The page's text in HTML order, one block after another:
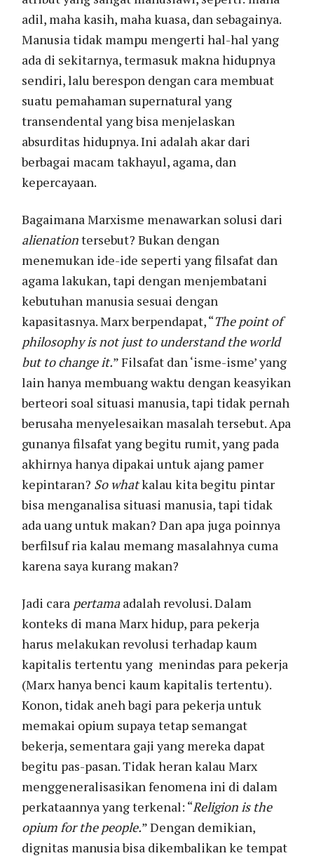
adil, maha kasih, maha kuasa, dan sebagainya.
Manusia tidak mampu mengerti hal-hal yang
ada di sekitarnya, termasuk makna hidupnya
sendiri, lalu berespon dengan cara membuat
suatu pemahaman supernatural yang
transendental yang bisa menjelaskan
absurditas hidupnya. Ini adalah akar dari
berbagai macam takhayul, agama, dan
kepercayaan.
Bagaimana Marxisme menawarkan solusi dari
alienationtersebut? Bukan dengan
menemukan ide-ide seperti yang filsafat dan
agama lakukan, tapi dengan menjembatani
kebutuhan manusia sesuai dengan
kapasitasnya. Marx berpendapat, “The point of
philosophy is not just to understand the world
but to change it.” Filsafat dan ‘isme-isme’ yang
lain hanya membuang waktu dengan keasyikan
berteori soal situasi manusia, tapi tidak pernah
berusaha menyelesaikan masalah tersebut. Apa
gunanya filsafat yang begitu rumit, yang pada
akhirnya hanya dipakai untuk ajang pamer
kepintaran? So whatkalau kita begitu pintar
bisa menganalisa situasi manusia, tapi tidak
ada uang untuk makan? Dan apa juga poinnya
berfilsuf ria kalau memang masalahnya cuma
karena saya kurang makan?
Jadi cara pertamaadalah revolusi. Dalam
konteks di mana Marx hidup, para pekerja
harus melakukan revolusi terhadap kaum
kapitalis tertentu yang menindas para pekerja
(Marx hanya benci kaum kapitalis tertentu).
Konon, tidak aneh bagi para pekerja untuk
memakai opium supaya tetap semangat
bekerja, sementara gaji yang mereka dapat
begitu pas-pasan. Tidak heran kalau Marx
menggeneralisasikan fenomena ini di dalam
perkataannya yang terkenal: “Religion is the
opium for the people.” Dengan demikian,
dignitas manusia bisa dikembalikan ke tempat